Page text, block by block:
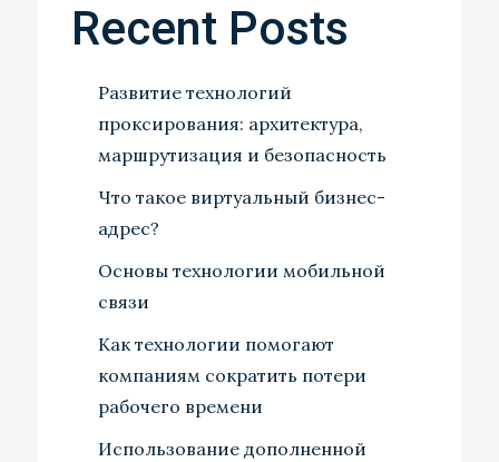
Recent Posts
Развитие технологий
проксирования: архитектура,
маршрутизация и безопасность
Что такое виртуальный бизнес-
адрес?
Основы технологии мобильной
связи
Как технологии помогают
компаниям сократить потери
рабочего времени
Использование дополненной